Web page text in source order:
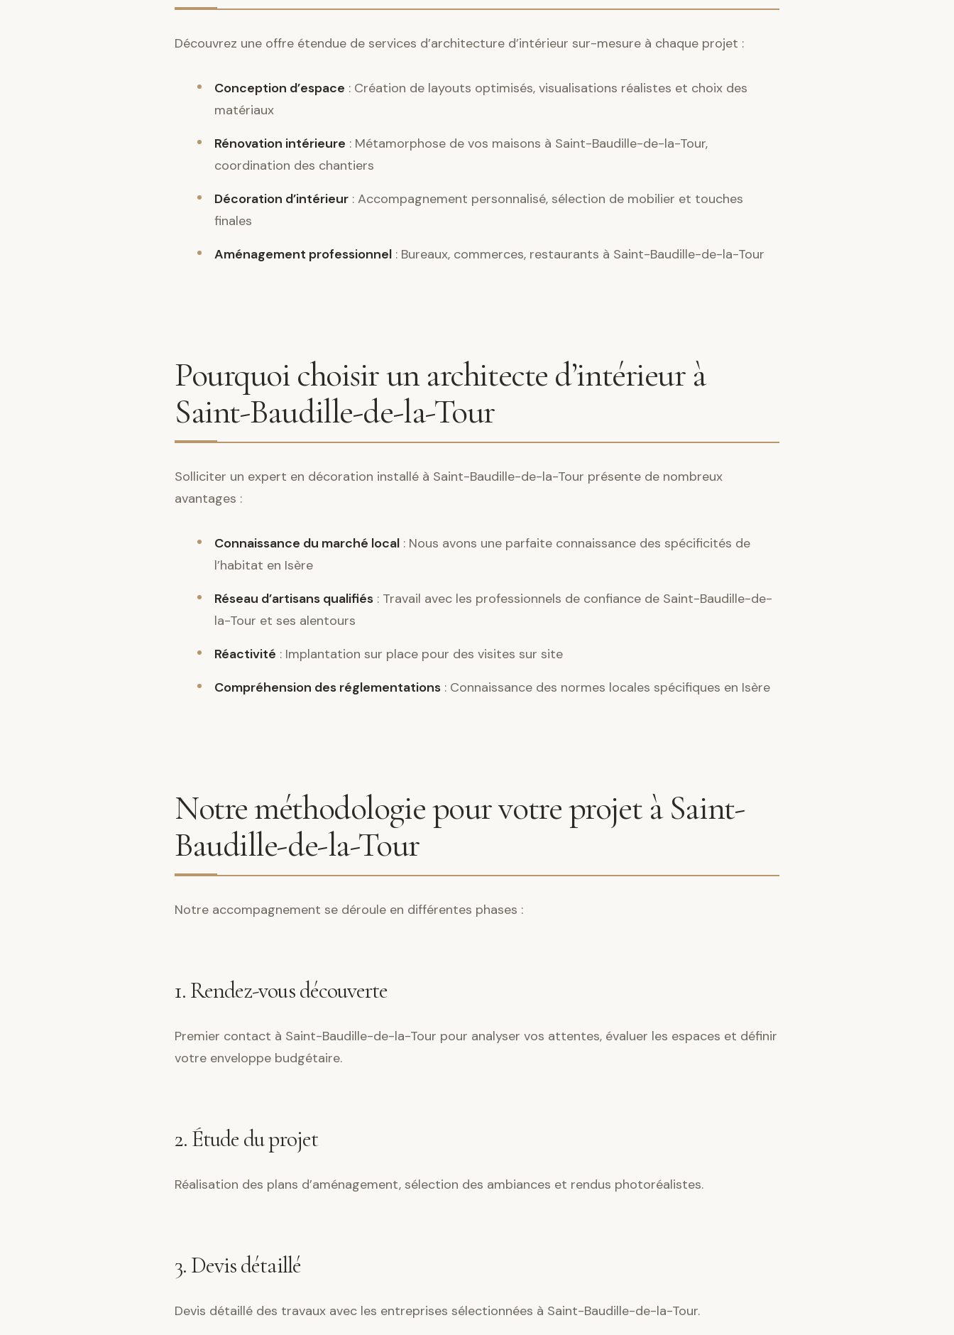
Découvrez une offre étendue de services d’architecture d’intérieur sur-mesure à chaque projet :
Conception d’espace : Création de layouts optimisés, visualisations réalistes et choix des
matériaux
Rénovation intérieure : Métamorphose de vos maisons à Saint-Baudille-de-la-Tour,
coordination des chantiers
Décoration d’intérieur : Accompagnement personnalisé, sélection de mobilier et touches
finales
Aménagement professionnel : Bureaux, commerces, restaurants à Saint-Baudille-de-la-Tour
Pourquoi choisir un architecte d’intérieur à
Saint-Baudille-de-la-Tour
Solliciter un expert en décoration installé à Saint-Baudille-de-la-Tour présente de nombreux
avantages :
Connaissance du marché local : Nous avons une parfaite connaissance des spécificités de
l’habitat en Isère
Réseau d’artisans qualifiés : Travail avec les professionnels de confiance de Saint-Baudille-de-
la-Tour et ses alentours
Réactivité : Implantation sur place pour des visites sur site
Compréhension des réglementations : Connaissance des normes locales spécifiques en Isère
Notre méthodologie pour votre projet à Saint-
Baudille-de-la-Tour
Notre accompagnement se déroule en différentes phases :
1. Rendez-vous découverte
Premier contact à Saint-Baudille-de-la-Tour pour analyser vos attentes, évaluer les espaces et définir
votre enveloppe budgétaire.
2. Étude du projet
Réalisation des plans d’aménagement, sélection des ambiances et rendus photoréalistes.
3. Devis détaillé
Devis détaillé des travaux avec les entreprises sélectionnées à Saint-Baudille-de-la-Tour.